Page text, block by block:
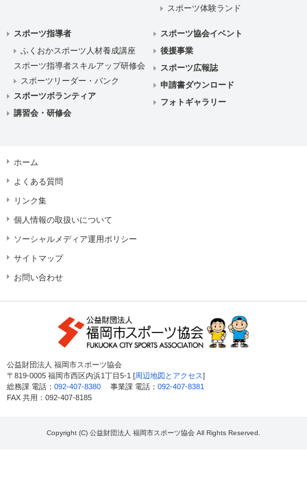
スポーツ体験ランド
スポーツ指導者
ふくおかスポーツ人材養成講座
スポーツ指導者スキルアップ研修会
スポーツリーダー・バンク
スポーツボランティア
講習会・研修会
スポーツ協会イベント
後援事業
スポーツ広報誌
申請書ダウンロード
フォトギャラリー
ホーム
よくある質問
リンク集
個人情報の取扱いについて
ソーシャルメディア運用ポリシー
サイトマップ
お問い合わせ
公益財団法人 福岡市スポーツ協会
〒819-0005 福岡市西区内浜1丁目5-1 [周辺地図とアクセス]
総務課 電話： 092-407-8380 事業課 電話： 092-407-8381
FAX 共用：092-407-8185
Copyright (C) 公益財団法人 福岡市スポーツ協会 All Rights Reserved.